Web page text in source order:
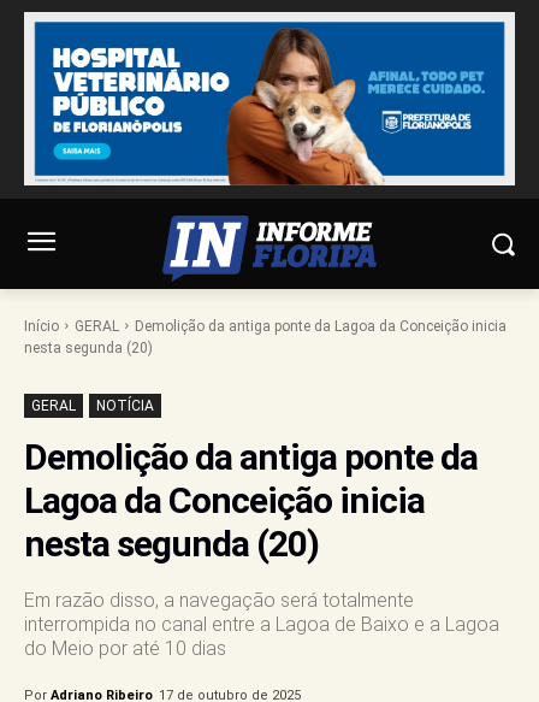
Início GERAL
Demolição da antiga ponte da Lagoa da Conceição inicia
nesta segunda (20)
GERAL NOTÍCIA
Demolição da antiga ponte da
Lagoa da Conceição inicia
nesta segunda (20)
Em razão disso, a navegação será totalmente
interrompida no canal entre a Lagoa de Baixo e a Lagoa
do Meio por até 10 dias
Por Adriano Ribeiro 17 de outubro de 2025